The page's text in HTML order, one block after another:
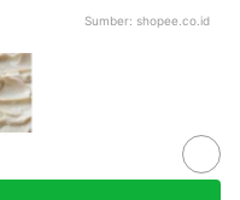
Sumber: shopee.co.id